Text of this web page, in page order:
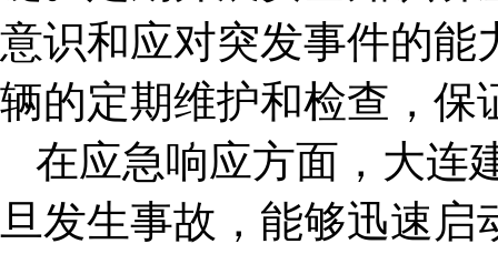
意识和应对突发事件的能
辆的定期维护和检查，保
在应急响应方面，大连
旦发生事故，能够迅速启